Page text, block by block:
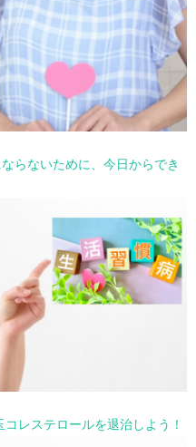
らないために、今日からでき
レステロールを退治しよう！